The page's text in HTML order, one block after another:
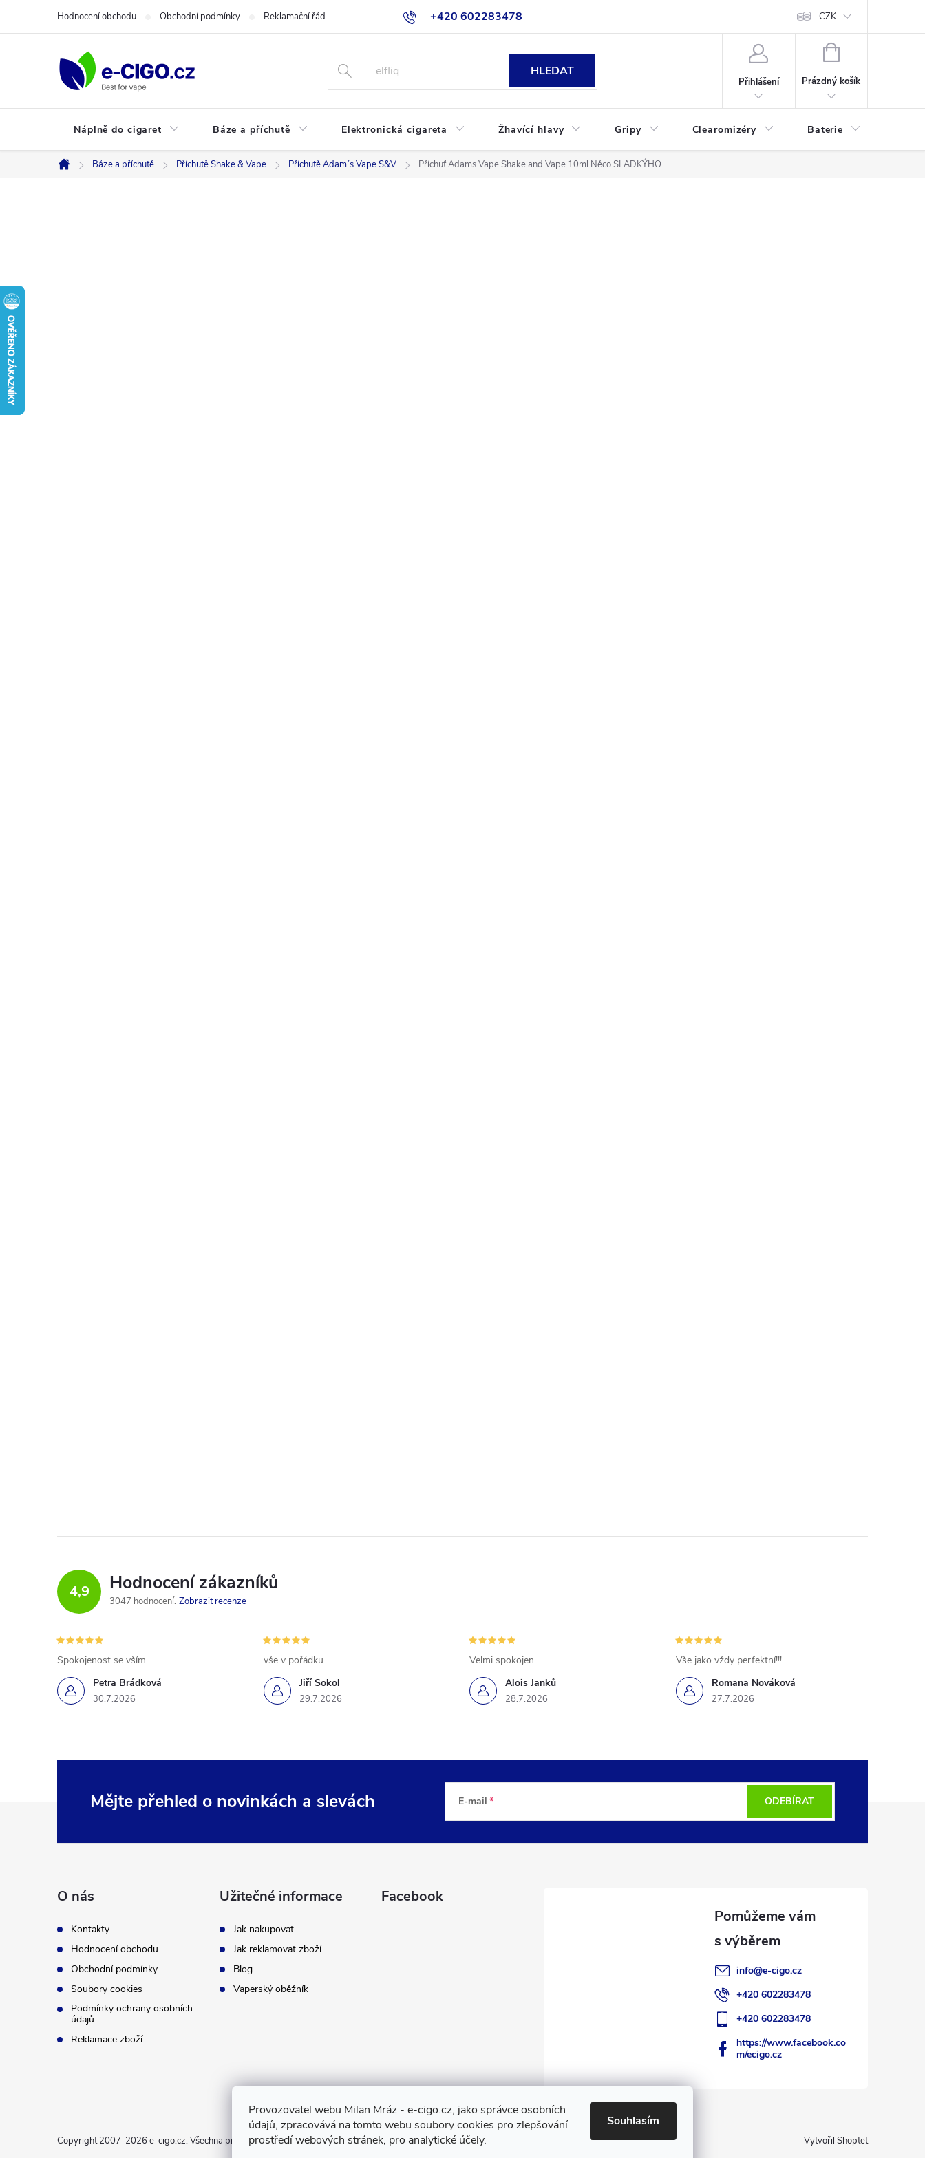
Provozovatel webu Milan Mráz - e-cigo.cz, jako správce osobních
údajů, zpracovává na tomto webu soubory cookies pro zlepšování
prostředí webových stránek, pro analytické účely.
Souhlasím
+420 602283478
Hodnocení obchodu Obchodní podmínky Reklamační řád Jak nakupovat CZK
HLEDAT
Přihlášení
NÁKUPNÍ
Prázdný košík
Náplně do cigaret Báze a příchutě Elektronická cigareta Žhavící hlavy Gripy Clearomizéry Baterie
Domů
Báze a příchutě Příchutě Shake & Vape Příchutě Adam´s Vape S&V Příchuť Adams Vape Shake and Vape 10ml Něco SLADKÝHO
4,9 Hodnocení zákazníků
3047 hodnocení Zobrazit recenze
Petra Brádková
30.7.2026
Spokojenost se vším.
Jiří Sokol
29.7.2026
vše v pořádku
Alois Janků
28.7.2026
Velmi spokojen
Romana Nováková
27.7.2026
Vše jako vždy perfektní!!!
Mějte přehled o novinkách a slevách E-mail ODEBÍRAT
O nás
Kontakty
Hodnocení obchodu
Obchodní podmínky
Soubory cookies
Podmínky ochrany osobních
údajů
Reklamace zboží
Užitečné informace
Jak nakupovat
Jak reklamovat zboží
Blog
Vaperský oběžník
Facebook
info@e-cigo.cz
+420 602283478
+420 602283478
https://www.facebook.co
m/ecigo.cz
Vytvořil Shoptet
Copyright 2007-2026 e-cigo.cz. Všechna práva vyhrazena.